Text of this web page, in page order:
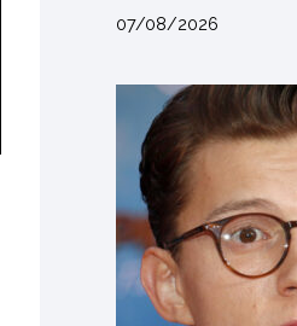
07/08/2026